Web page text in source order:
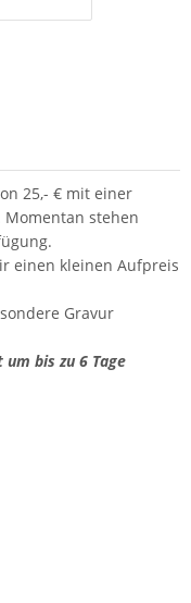
25,- € mit einer
stehen
einen kleinen Aufpreis
Gravur
bis zu 6 Tage